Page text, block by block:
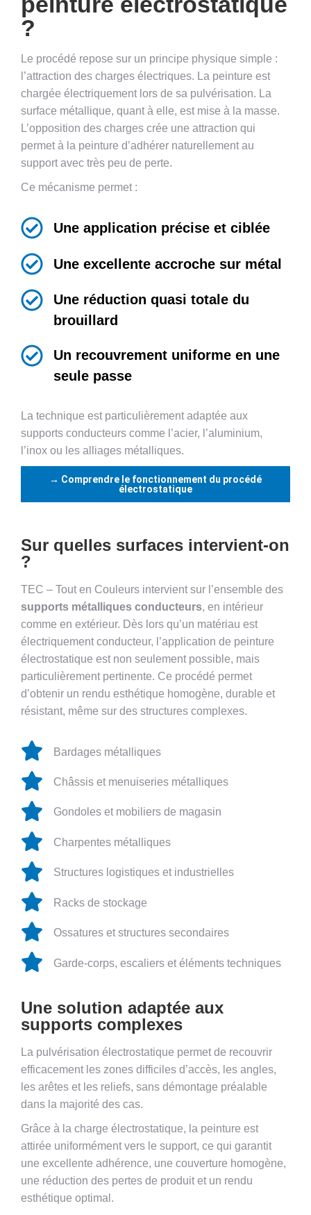
?
Le procédé repose sur un principe physique simple :
l’attraction des charges électriques. La peinture est
chargée électriquement lors de sa pulvérisation. La
surface métallique, quant à elle, est mise à la masse.
L’opposition des charges crée une attraction qui
permet à la peinture d’adhérer naturellement au
support avec très peu de perte.
Ce mécanisme permet :
Une application précise et ciblée
Une excellente accroche sur métal
Une réduction quasi totale du
brouillard
Un recouvrement uniforme en une
seule passe
La technique est particulièrement adaptée aux
supports conducteurs comme l’acier, l’aluminium,
l’inox ou les alliages métalliques.
→ Comprendre le fonctionnement du procédé
électrostatique
Sur quelles surfaces intervient-on
?
TEC – Tout en Couleurs intervient sur l’ensemble des
supports métalliques conducteurs, en intérieur
comme en extérieur. Dès lors qu’un matériau est
électriquement conducteur, l’application de peinture
électrostatique est non seulement possible, mais
particulièrement pertinente. Ce procédé permet
d’obtenir un rendu esthétique homogène, durable et
résistant, même sur des structures complexes.
Bardages métalliques
Châssis et menuiseries métalliques
Gondoles et mobiliers de magasin
Charpentes métalliques
Structures logistiques et industrielles
Racks de stockage
Ossatures et structures secondaires
Garde-corps, escaliers et éléments techniques
Une solution adaptée aux
supports complexes
La pulvérisation électrostatique permet de recouvrir
efficacement les zones difficiles d’accès, les angles,
les arêtes et les reliefs, sans démontage préalable
dans la majorité des cas.
Grâce à la charge électrostatique, la peinture est
attirée uniformément vers le support, ce qui garantit
une excellente adhérence, une couverture homogène,
une réduction des pertes de produit et un rendu
esthétique optimal.